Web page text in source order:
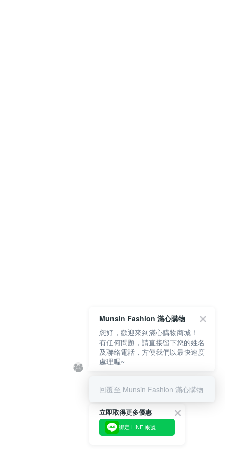
立即取得更多優惠
綁定 LINE 帳號
Munsin Fashion 滿心購物
您好，歡迎來到滿心購物商城！
有任何問題，請直接留下您的姓名
及聯絡電話，方便我們以最快速度
處理喔~
回覆至 Munsin Fashion 滿心購物